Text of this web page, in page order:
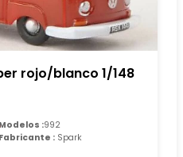
rojo/blanco 1/148
:992
Fabricante : Spark